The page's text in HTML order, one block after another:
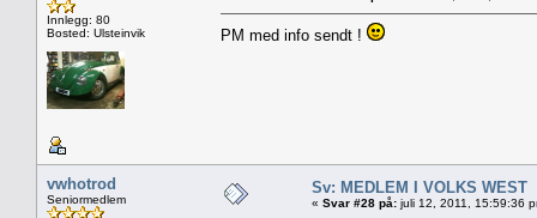
Innlegg: 80
Bosted: Ulsteinvik
PM med info sendt !
vwhotrod
Seniormedlem
Sv: MEDLEM I VOLKS WEST
« Svar #28 på: juli 12, 2011, 15:59:36